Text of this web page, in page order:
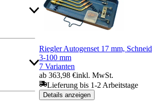
Riegler Autogenset 17 mm, Schneid
3-100 mm
7 Varianten
ab 363,98 €inkl. MwSt.
Lieferung bis 1-2 Arbeitstage
Details anzeigen